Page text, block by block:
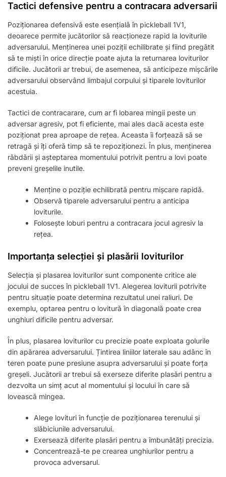
Tactici defensive pentru a contracara adversarii
Poziționarea defensivă este esențială în pickleball 1V1,
deoarece permite jucătorilor să reacționeze rapid la loviturile
adversarului. Menținerea unei poziții echilibrate și fiind pregătit
să te miști în orice direcție poate ajuta la returnarea loviturilor
dificile. Jucătorii ar trebui, de asemenea, să anticipeze mișcările
adversarului observând limbajul corpului și tiparele loviturilor
acestuia.
Tactici de contracarare, cum ar fi lobarea mingii peste un
adversar agresiv, pot fi eficiente, mai ales dacă acesta este
poziționat prea aproape de rețea. Aceasta îi forțează să se
retragă și îți oferă timp să te repoziționezi. În plus, menținerea
răbdării și așteptarea momentului potrivit pentru a lovi poate
preveni greșelile inutile.
Menține o poziție echilibrată pentru mișcare rapidă.
Observă tiparele adversarului pentru a anticipa
loviturile.
Folosește loburi pentru a contracara jocul agresiv la
rețea.
Importanța selecției și plasării loviturilor
Selecția și plasarea loviturilor sunt componente critice ale
jocului de succes în pickleball 1V1. Alegerea loviturii potrivite
pentru situație poate determina rezultatul unei raliuri. De
exemplu, optarea pentru o lovitură în diagonală poate crea
unghiuri dificile pentru adversar.
În plus, plasarea loviturilor cu precizie poate exploata golurile
din apărarea adversarului. Țintirea liniilor laterale sau adânc în
teren poate pune presiune asupra adversarului și poate forța
greșeli. Jucătorii ar trebui să exerseze diferite plasări pentru a
dezvolta un simț acut al momentului și locului în care să
lovească mingea.
Alege lovituri în funcție de poziționarea terenului și
slăbiciunile adversarului.
Exersează diferite plasări pentru a îmbunătăți precizia.
Concentrează-te pe crearea unghiurilor pentru a
provoca adversarul.